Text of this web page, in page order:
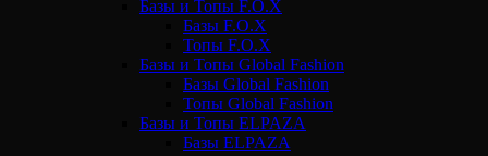
Базы и Топы F.O.X
Базы F.O.X
Топы F.O.X
Базы и Топы Global Fashion
Базы Global Fashion
Топы Global Fashion
Базы и Топы ELPAZA
Базы ELPAZA